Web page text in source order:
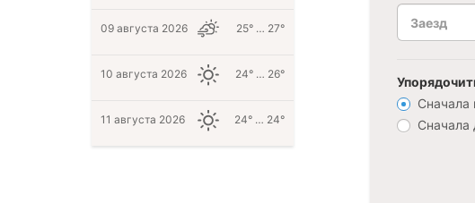
Сначала
09 августа 2026 25° … 27°
10 августа 2026 24° … 26°
11 августа 2026 24° … 24°